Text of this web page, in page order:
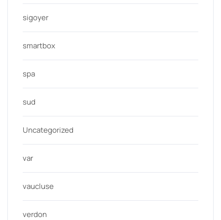
sigoyer
smartbox
spa
sud
Uncategorized
var
vaucluse
verdon